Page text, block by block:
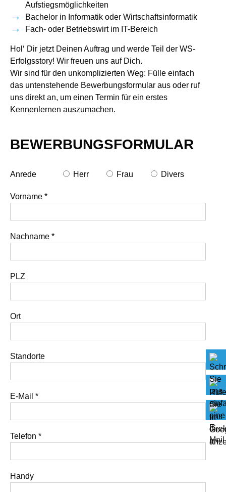
Aufstiegsmöglichkeiten
Bachelor in Informatik oder Wirtschaftsinformatik
Fach- oder Betriebswirt im IT-Bereich
Hol‘ Dir jetzt Deinen Auftrag und werde Teil der WS-
Erfolgsstory! Wir freuen uns auf Dich.
Wir sind für den unkomplizierten Weg: Fülle einfach
das untenstehende Bewerbungsformular aus oder ruf
uns direkt an, um einen Termin für ein erstes
Kennenlernen auszumachen.
BEWERBUNGSFORMULAR
Anrede Herr Frau Divers
Vorname *
Nachname *
PLZ
Ort
Standorte
E-Mail *
Telefon *
Handy